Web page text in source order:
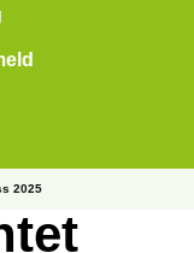
2025